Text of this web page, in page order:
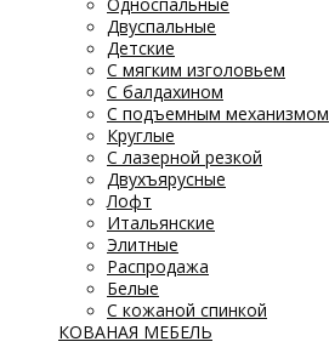
Двуспальные
Детские
С мягким изголовьем
С балдахином
С подъемным механизмом
Круглые
С лазерной резкой
Двухъярусные
Лофт
Итальянские
Элитные
Распродажа
Белые
С кожаной спинкой
КОВАНАЯ МЕБЕЛЬ